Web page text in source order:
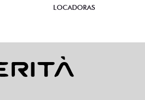
LOCADORAS